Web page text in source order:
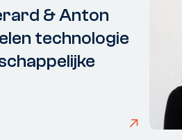
& Anton
technologie